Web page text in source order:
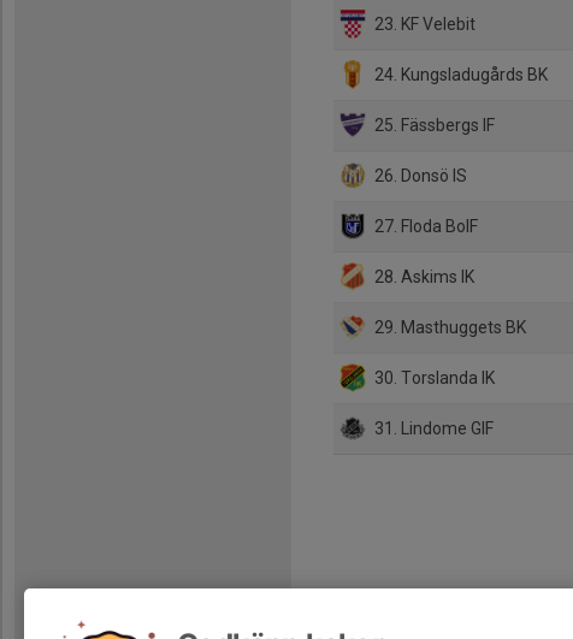
23. KF Velebit
24. Kungsladugårds BK
25. Fässbergs IF
26. Donsö IS
27. Floda BoIF
28. Askims IK
29. Masthuggets BK
30. Torslanda IK
31. Lindome GIF